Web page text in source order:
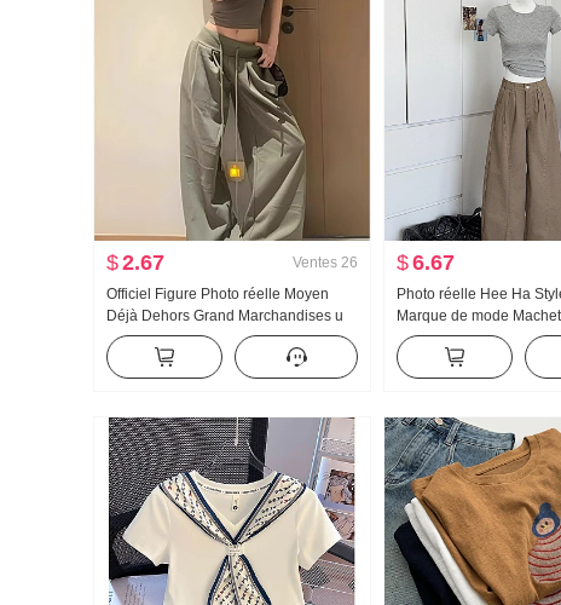
$2.67 Ventes 26
Officiel Figure Photo réelle Moyen
Déjà Dehors Grand Marchandises u
Collier Os de boeuf Boucle En forme
de I Débardeur Bretelles Kuo Jambe
Traîne Sport Pantalon long Ensemble
$6.67
Photo réelle Hee Ha
Marque de mode
Ample Kuo Jambe
Pantalon